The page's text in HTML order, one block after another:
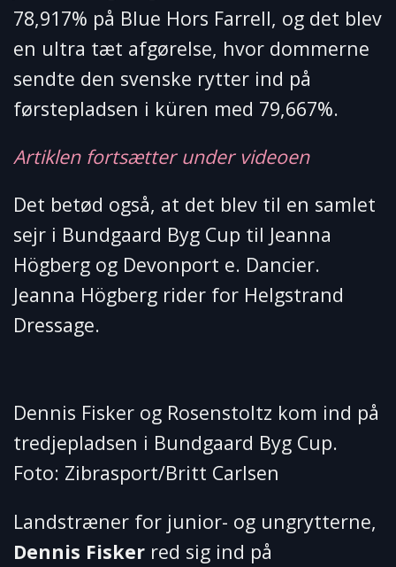
78,917% på Blue Hors Farrell, og det blev
en ultra tæt afgørelse, hvor dommerne
sendte den svenske rytter ind på
førstepladsen i küren med 79,667%.
Artiklen fortsætter under videoen
Det betød også, at det blev til en samlet
sejr i Bundgaard Byg Cup til Jeanna
Högberg og Devonport e. Dancier.
Jeanna Högberg rider for Helgstrand
Dressage.
Dennis Fisker og Rosenstoltz kom ind på
tredjepladsen i Bundgaard Byg Cup.
Foto: Zibrasport/Britt Carlsen
Landstræner for junior- og ungrytterne,
Dennis Fisker red sig ind på